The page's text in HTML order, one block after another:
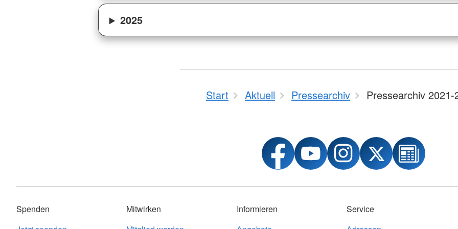
2025
Start Aktuell Pressearchiv Pressearchiv 2021-
Spenden
Mitwirken
Informieren
Service